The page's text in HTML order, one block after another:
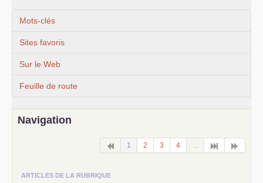
Mots-clés
Sites favoris
Sur le Web
Feuille de route
Navigation
1 2 3 4
ARTICLES DE LA RUBRIQUE